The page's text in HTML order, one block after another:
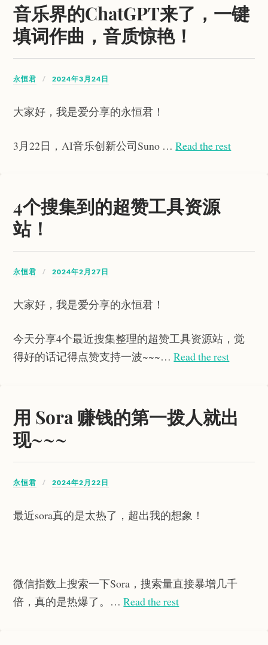
音乐界的ChatGPT来了，一键
填词作曲，音质惊艳！
永恒君 2024年3月24日
大家好，我是爱分享的永恒君！
3月22日，AI音乐创新公司Suno …Read the rest
4个搜集到的超赞工具资源
站！
永恒君 2024年2月27日
大家好，我是爱分享的永恒君！
今天分享4个最近搜集整理的超赞工具资源站，觉
得好的话记得点赞支持一波~~~…Read the rest
用 Sora 赚钱的第一拨人就出
现~~~
永恒君 2024年2月22日
最近sora真的是太热了，超出我的想象！
微信指数上搜索一下Sora，搜索量直接暴增几千
倍，真的是热爆了。…Read the rest